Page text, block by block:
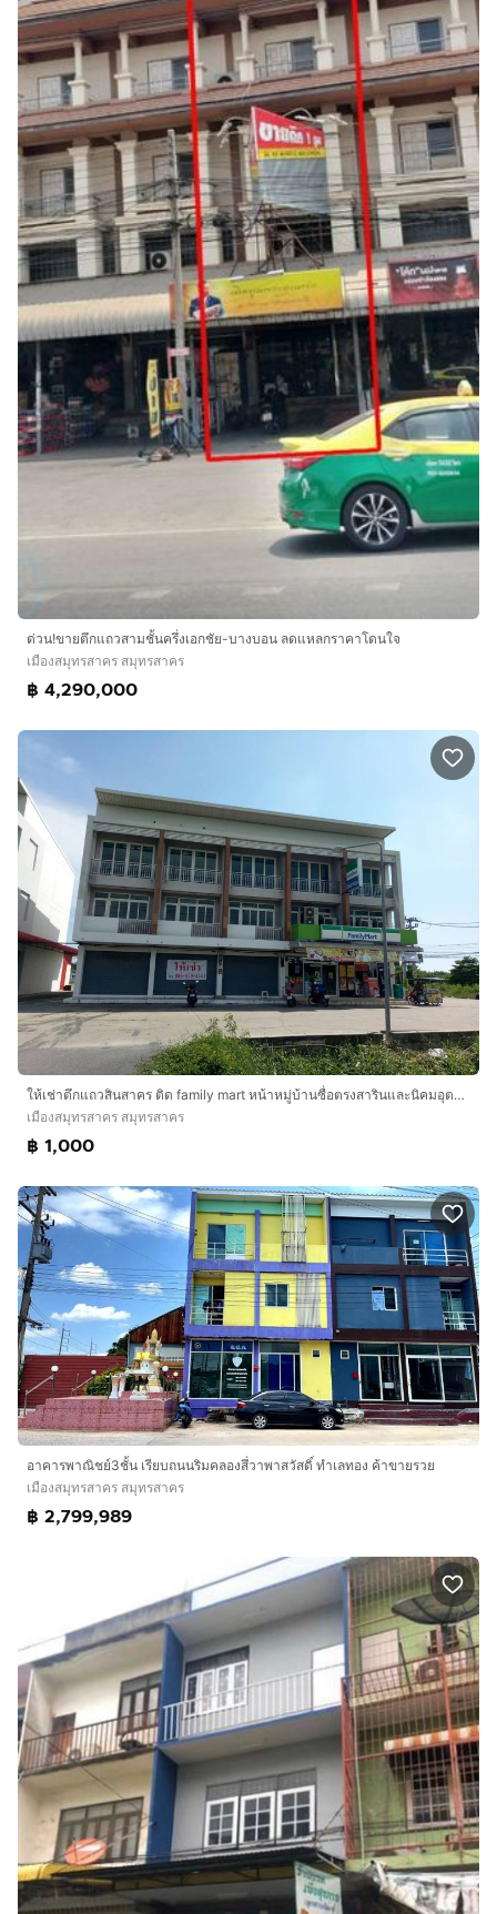
ด่วน!ขายตึกแถวสามชั้นครึ่งเอกชัย-บางบอน ลดแหลกราคาโดนใจ
เมืองสมุทรสาคร สมุทรสาคร
฿ 4,290,000
ให้เช่าตึกแถวสินสาคร ติด family mart หน้าหมู่บ้านซื่่อตรงสารินและนิคมอุตสาหกรรมสินสาคร
เมืองสมุทรสาคร สมุทรสาคร
฿ 1,000
อาคารพาณิชย์3ชั้น เรียบถนนริมคลองสึ่วาพาสวัสดิ์ ทำเลทอง ค้าขายรวย
เมืองสมุทรสาคร สมุทรสาคร
฿ 2,799,989